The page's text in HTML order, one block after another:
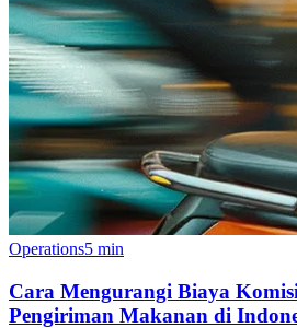
Operations5 min
Cara Mengurangi Biaya
Pengiriman Makanan di